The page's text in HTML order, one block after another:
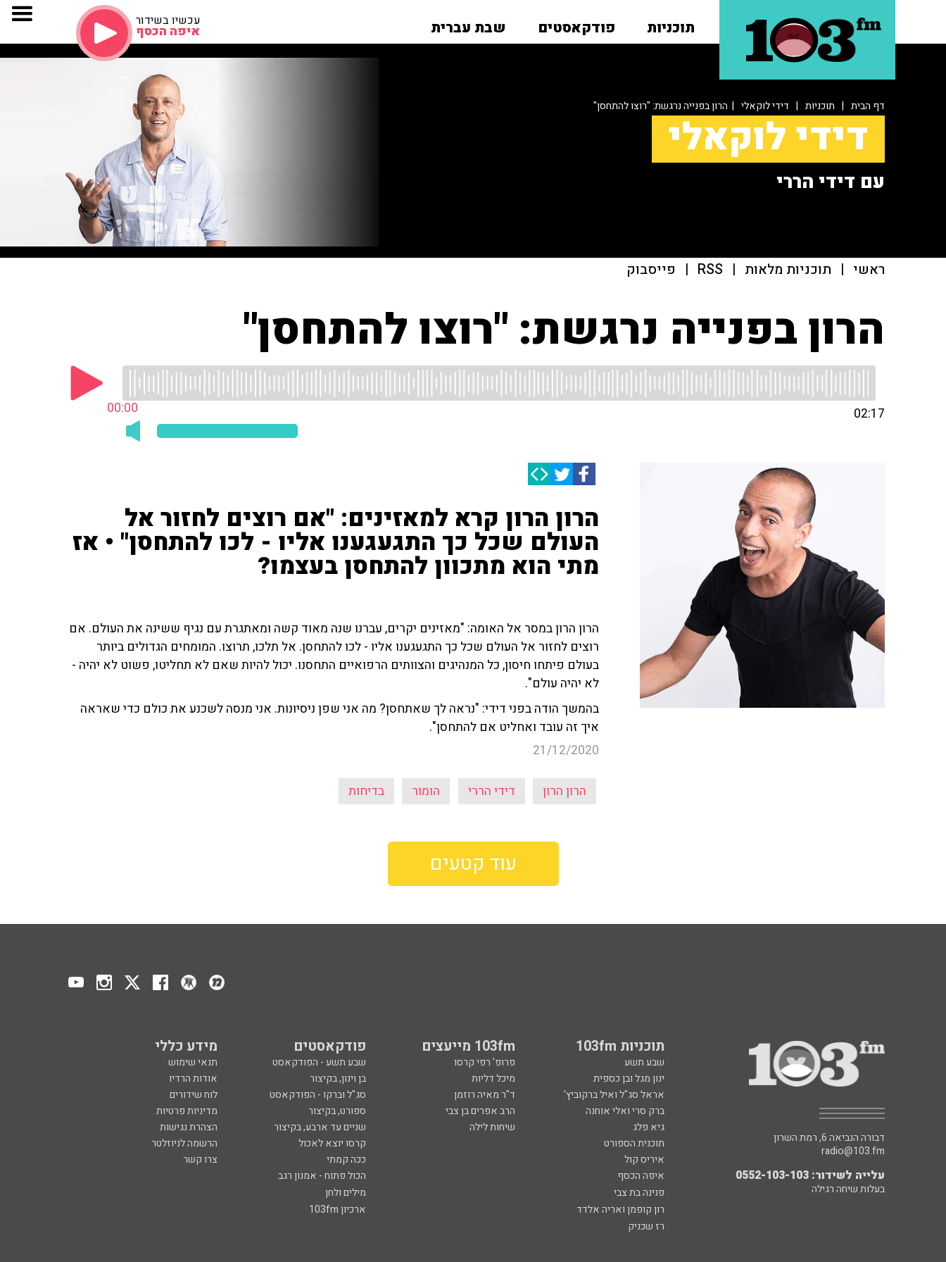
תוכניות פודקאסטים שבת עברית עכשיו בשידור
איפה הכסף
דף הבית | תוכניות | דידי לוקאלי | הרון בפנייה נרגשת: "רוצו להתחסן"
דידי לוקאלי
עם דידי הררי
ראשי | תוכניות מלאות |
RSS
| פייסבוק
הרון בפנייה נרגשת: "רוצו להתחסן"
00:00 02:17
הרון הרון קרא למאזינים: "אם רוצים לחזור אל
העולם שכל כך התגעגענו אליו - לכו להתחסן" • אז
מתי הוא מתכוון להתחסן בעצמו?
הרון הרון במסר אל האומה: "מאזינים יקרים, עברנו שנה מאוד קשה ומאתגרת עם נגיף ששינה את העולם. אם
רוצים לחזור אל העולם שכל כך התגעגענו אליו - לכו להתחסן. אל תלכו, תרוצו. המומחים הגדולים ביותר
בעולם פיתחו חיסון, כל המנהיגים והצוותים הרפואיים התחסנו. יכול להיות שאם לא תחליטו, פשוט לא יהיה -
לא יהיה עולם".
בהמשך הודה בפני דידי: "נראה לך שאתחסן? מה אני שפן ניסיונות. אני מנסה לשכנע את כולם כדי שאראה
איך זה עובד ואחליט אם להתחסן".
21/12/2020
הרון הרון דידי הררי הומור בדיחות
עוד קטעים
תוכניות 103fm 103fm מייעצים פודקאסטים מידע כללי
שבע תשע פרופ' רפי קרסו שבע תשע - הפודקאסט
תנאי שימוש
ינון מגל ובן כספית
מיכל דליות בן וינון, בקיצור
אודות הרדיו
אראל סג"ל ואיל ברקוביץ'
ד"ר מאיה רוזמן סג"ל וברקו - הפודקאסט
לוח שידורים
ברק סרי ואלי אוחנה
הרב אפרים בן צבי ספורט, בקיצור
מדיניות פרטיות
גיא פלג
שיחות לילה שניים עד ארבע, בקיצור
הצהרת נגישות
תוכנית הספורט
קרסו יוצא לאכול
הרשמה לניוזלטר
איריס קול
ככה קמתי
צרו קשר
איפה הכסף
הכול פתוח - אמנון רגב
פנינה בת צבי
מילים ולחן
רון קופמן ואריה אלדד
ארכיון 103fm
רז שכניק
דבורה הנביאה 6, רמת השרון
radio@103.fm
עלייה לשידור: 0552-103-103
בעלות שיחה רגילה